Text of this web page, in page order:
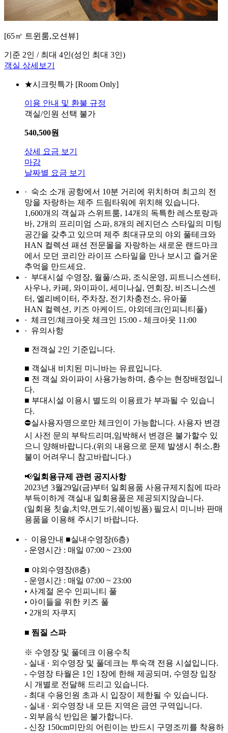
[65㎡ 트윈룸,오션뷰]
기준 2인 / 최대 4인(성인 최대 3인)
객실 상세보기
★시크릿특가 [Room Only]
이용 안내 및 환불 규정
객실/인원 선택 불가
540,500원
상세 요금 보기
마감
날짜별 요금 보기
· 숙소 소개 공항에서 10분 거리에 위치하며 최고의 전
망을 자랑하는 제주 드림타워에 위치해 있습니다.
1,600개의 객실과 스위트룸, 14개의 독특한 레스토랑과
바, 2개의 프리미엄 스파, 8개의 레지던스 스타일의 미팅
공간을 갖추고 있으며 제주 최대규모의 야외 풀테크와
HAN 컬렉션 패션 전문몰을 자랑하는 새로운 랜드마크
에서 모던 코리안 라이프 스타일을 만나 보시고 즐거운
추억을 만드세요.
· 부대시설 수영장, 월풀/스파, 조식운영, 피트니스센터,
사우나, 카페, 와이파이, 세미나실, 연회장, 비즈니스센
터, 엘리베이터, 주차장, 전기차충전소, 유아풀
HAN 컬렉션, 키즈 아케이드, 야외데크(인피니티풀)
· 체크인/체크아웃 체크인 15:00 - 체크아웃 11:00
· 유의사항
■ 전객실 2인 기준입니다.
■ 객실내 비치된 미니바는 유료입니다.
■ 전 객실 와이파이 사용가능하며, 층수는 현장배정입니
다.
■ 부대시설 이용시 별도의 이용료가 부과될 수 있습니
다.
⛔실사용자명으로만 체크인이 가능합니다. 사용자 변경
시 사전 문의 부탁드리며,임박해서 변경은 불가할수 있
으니 양해바랍니다.(위의 내용으로 문제 발생시 취소,환
불이 어려우니 참고바랍니다.)
📢일회용규제 관련 공지사항
2023년 3월29일(금)부터 일회용품 사용규제지침에 따라
부득이하게 객실내 일회용품은 제공되지않습니다.
(일회용 칫솔,치약,면도기,쉐이빙폼) 필요시 미니바 판매
용품을 이용해 주시기 바랍니다.
· 이용안내 ■실내수영장(6층)
- 운영시간 : 매일 07:00 ~ 23:00
■ 야외수영장(8층)
- 운영시간 : 매일 07:00 ~ 23:00
• 사계절 온수 인피니티 풀
• 아이들을 위한 키즈 풀
• 2개의 자쿠지
■ 찜질 스파
※ 수영장 및 풀데크 이용수칙
- 실내 ∙ 외수영장 및 풀데크는 투숙객 전용 시설입니다.
- 수영장 타월은 1인 1장에 한해 제공되며, 수영장 입장
시 개별로 전달해 드리고 있습니다.
- 최대 수용인원 초과 시 입장이 제한될 수 있습니다.
- 실내 ∙ 외수영장 내 모든 지역은 금연 구역입니다.
- 외부음식 반입은 불가합니다.
- 신장 150cm미만의 어린이는 반드시 구명조끼를 착용하